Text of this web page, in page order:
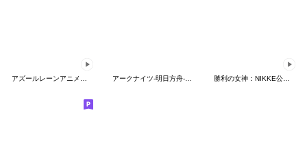
アズールレーンアニメションスタンプVol.3 アークナイツ-明日方舟-秋の大感謝祭2021 勝利の女神：NIKKE公式スタンプ第2弾(EV)